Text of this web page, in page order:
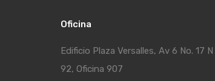
Oficina
Edificio Plaza Versalles, Av 6 No. 17 N
92, Oficina 907